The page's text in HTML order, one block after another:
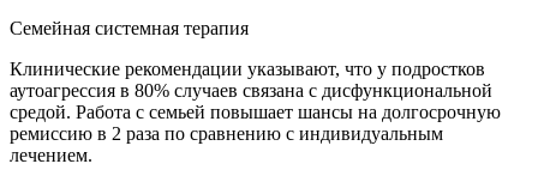
Семейная системная терапия
Клинические рекомендации указывают, что у подростков
аутоагрессия в 80% случаев связана с дисфункциональной
средой. Работа с семьей повышает шансы на долгосрочную
ремиссию в 2 раза по сравнению с индивидуальным
лечением.